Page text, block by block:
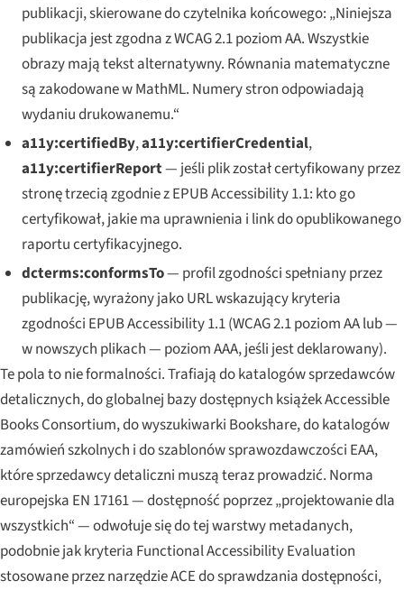
publikacji, skierowane do czytelnika końcowego: „Niniejsza
publikacja jest zgodna z WCAG 2.1 poziom AA. Wszystkie
obrazy mają tekst alternatywny. Równania matematyczne
są zakodowane w MathML. Numery stron odpowiadają
wydaniu drukowanemu.“
a11y:certifiedBy,a11y:certifierCredential,
a11y:certifierReport— jeśli plik został certyfikowany przez
stronę trzecią zgodnie z EPUB Accessibility 1.1: kto go
certyfikował, jakie ma uprawnienia i link do opublikowanego
raportu certyfikacyjnego.
dcterms:conformsTo— profil zgodności spełniany przez
publikację, wyrażony jako URL wskazujący kryteria
zgodności EPUB Accessibility 1.1 (WCAG 2.1 poziom AA lub —
w nowszych plikach — poziom AAA, jeśli jest deklarowany).
Te pola to nie formalności. Trafiają do katalogów sprzedawców
detalicznych, do globalnej bazy dostępnych książek Accessible
Books Consortium, do wyszukiwarki Bookshare, do katalogów
zamówień szkolnych i do szablonów sprawozdawczości EAA,
które sprzedawcy detaliczni muszą teraz prowadzić. Norma
europejska EN 17161 — dostępność poprzez „projektowanie dla
wszystkich“ — odwołuje się do tej warstwy metadanych,
podobnie jak kryteria Functional Accessibility Evaluation
stosowane przez narzędzie ACE do sprawdzania dostępności,